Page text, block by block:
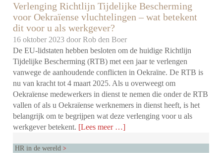
Verlenging Richtlijn Tijdelijke Bescherming
voor Oekraïense vluchtelingen – wat betekent
dit voor u als werkgever?
16 oktober 2023 doorRob den Boer
De EU-lidstaten hebben besloten om de huidige Richtlijn
Tijdelijke Bescherming (RTB) met een jaar te verlengen
vanwege de aanhoudende conflicten in Oekraïne. De RTB is
nu van kracht tot 4 maart 2025. Als u overweegt om
Oekraïense medewerkers in dienst te nemen die onder de RTB
vallen of als u Oekraïense werknemers in dienst heeft, is het
belangrijk om te begrijpen wat deze verlenging voor u als
werkgever betekent. [Lees meer …]
HR in de wereld